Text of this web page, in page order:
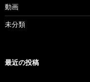
動画
未分類
最近の投稿